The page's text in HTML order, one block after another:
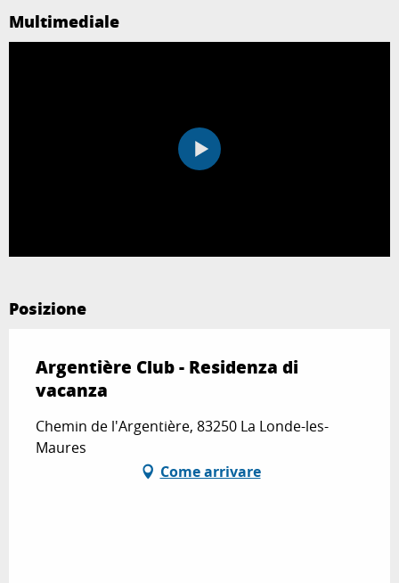
Multimediale
Posizione
Argentière Club - Residenza di
vacanza
Chemin de l'Argentière, 83250 La Londe-les-
Maures
Come arrivare